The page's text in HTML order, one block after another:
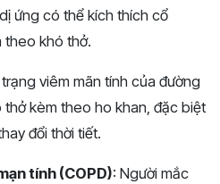
ứng có thể kích thích cổ
theo khó thở.
viêm mãn tính của đường
kèm theo ho khan, đặc biệt
đổi thời tiết.
tính (COPD): Người mắc